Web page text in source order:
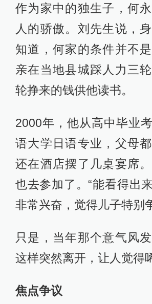
作为家中的独生子，何
人的骄傲。刘先生说，
知道，何家的条件并不
亲在当地县城踩人力三
轮挣来的钱供他读书。
2000年，他从高中毕业
语大学日语专业，父母都
还在酒店摆了几桌宴席
也去参加了。“能看得出
非常兴奋，觉得儿子特别
只是，当年那个意气风
这样突然离开，让人觉得
焦点争议